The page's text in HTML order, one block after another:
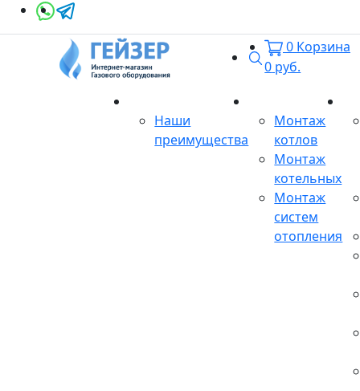
Поиск
0 Корзина
0 руб.
Наши
преимущества
Монтаж
котлов
Монтаж
котельных
Монтаж
систем
отопления